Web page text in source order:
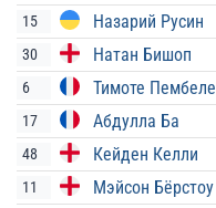
15
Назарий Русин
30
Натан Бишоп
6 Тимоте Пембеле
17 Абдулла Ба
48 Кейден Келли
11 Мэйсон Бёрстоу